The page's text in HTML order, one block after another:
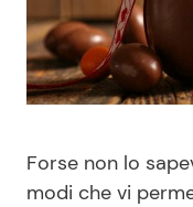
Benessere
Casa
Moda e Style
Forse non lo
modi che vi